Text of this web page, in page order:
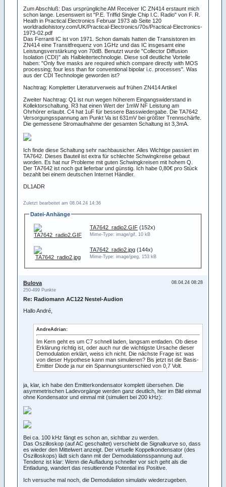
Zum Abschluß: Das ursprüngliche AM Receiver IC ZN414 erstaunt mich
schon lange. Lesenswert ist "P.E. Triffid Single Chip I.C. Radio" von F. R.
Heath in Practical Electronics Februar 1973 ab Seite 120
worldradiohistory.com/UK/Practical-Electronics/70s/Practical-Electronics-
1973-02.pdf
Das Ferranti IC ist von 1971. Schon damals hatten die Transistoren im
ZN414 eine Transitfrequenz von 1GHz und das IC insgesamt eine
Leistungsverstärkung von 70dB. Benutzt wurde "Collector Diffusion
Isolation (CDI)" als Halbleitertechnologie. Diese soll deutliche Vorteile
haben: "Only five masks are required which compare directly with MOS
processing; four less than for conventional bipolar i.c. processes". Was
aus der CDI Technologie geworden ist?
Nachtrag: Kompletter Literaturverweis auf frühen ZN414 Artikel
Zweiter Nachtrag: Q1 ist nun wegen höherem Eingangswiderstand in
Kollektorschaltung. R3 hat einen Wert der 1mW NF Leistung am
Ohrhörer erlaubt. C4 hat 1uF für bessere Basswiedergabe. Die TA7642
Versorgungsspannung am Punkt Va ist 631mV bei größter Trennschärfe.
Die gemessene Stromaufnahme der gesamten Schaltung ist 3,3mA.
Ich finde diese Schaltung sehr nachbausicher. Alles Wichtige passiert im
TA7642. Dieses Bauteil ist extra für schlechte Schwingkreise gebaut
worden. Es hat nur Probleme mit guten Schwingkreisen mit hohem Q.
Der TA7642 ist noch gut lieferbar und günstig. Ich habe 0,80€ pro Stück
bezahlt bei einem deutschen Internet Händler.
DL1ADR
Zuletzt bearbeitet am 08.04.24 14:36
Datei-Anhänge
TA7642_radio2.GIF (152x)
Mime-Type: image/gif, 10 kB
TA7642_radio2.jpg (144x)
Mime-Type: image/jpeg, 153 kB
08.04.24 08:28
Bulova
250-499 Punkte
Re: Radiomann AC122 Nestel-Audion
Hallo André,
AndreAdrian:
Im Kern geht es um C7 schnell laden, langsam entladen. Ob diese
Erklärung richtig ist, oder auch nur die wichtigste Ursache dieser
Demodulation erklärt, weiss ich nicht. Die nächste Frage ist: was
von dieser Hypothese kann man simulieren? Bis jetzt ist die Basis-
Emitter Diode ja nur ein Spannungsunterschied von 0,7 Volt.
ja, klar, ich habe den Emitterkondensator komplett übersehen. Die
asymmetrischen Ladevorgänge werden ganz deutlich, hier im Bild einmal
ohne Kondensator und einmal mit (simuliert bei 200 kHz):
Bei ca. 100 kHz fängt es schon an, sichtbar zu werden.
Das Oszilloskop (auf AC geschaltet) verschiebt die Signalkurve so, dass
es wieder den Mittelwert anzeigt. Der virtuelle Koppelkondensator (des
Oszilloskops) lädt sich dann mit der Demodulationsspannung auf.
Tendenz ist klar: Wenn die Aufladung schneller vor sich geht als die
Entladung, wandert das resultierende Potential ins Positive.
Ich versuche mal noch, die Demodulation simulativ wiederzugeben.